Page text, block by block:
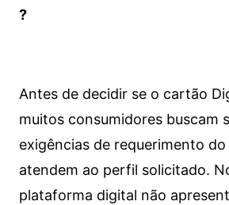
?
Antes de decidir se o cartão
muitos consumidores buscam
exigências de requerimento
atendem ao perfil solicitado.
plataforma digital não